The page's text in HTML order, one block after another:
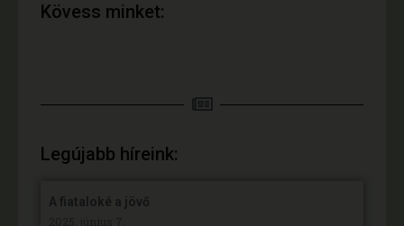
Kövess minket:
Legújabb híreink:
A fiataloké a jövő